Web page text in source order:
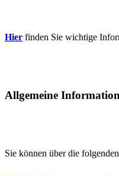
Hier finden Sie wichtige
Allgemeine
Sie können über die